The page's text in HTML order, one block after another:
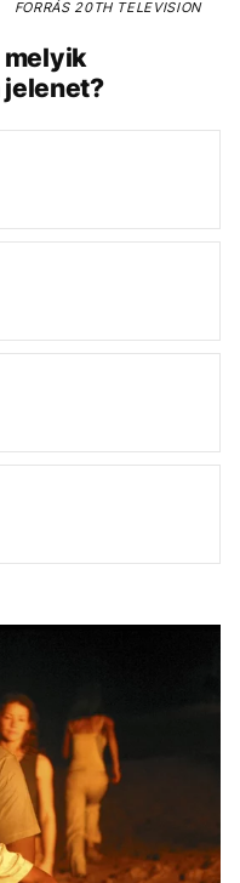
FORRÁS20TH TELEVISION
melyik
jelenet?